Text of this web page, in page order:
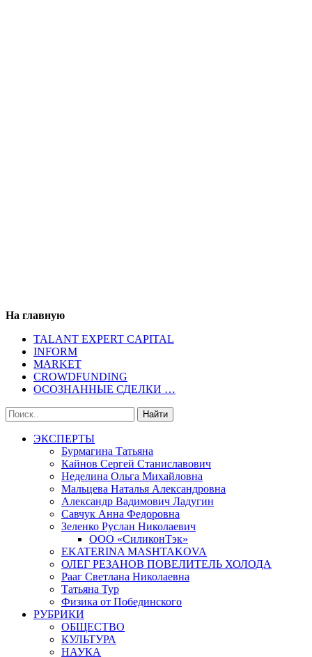
На главную
TALANT EXPERT CAPITAL
INFORM
MARKET
CROWDFUNDING
ОСОЗНАННЫЕ СДЕЛКИ …
ЭКСПЕРТЫ
Бурмагина Татьяна
Кайнов Сергей Станиславович
Неделина Ольга Михайловна
Мальцева Наталья Александровна
Александр Вадимович Ладугин
Савчук Анна Федоровна
Зеленко Руслан Николаевич
ООО «СиликонТэк»
EKATERINA MASHTAKOVA
ОЛЕГ РЕЗАНОВ ПОВЕЛИТЕЛЬ ХОЛОДА
Рааг Светлана Николаевна
Татьяна Тур
Физика от Побединского
РУБРИКИ
ОБЩЕСТВО
КУЛЬТУРА
НАУКА